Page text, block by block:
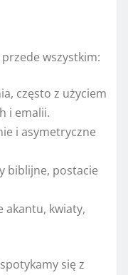
wszystkim:
często z użyciem
i emalii.
i asymetryczne
biblijne, postacie
akantu, kwiaty,
się z